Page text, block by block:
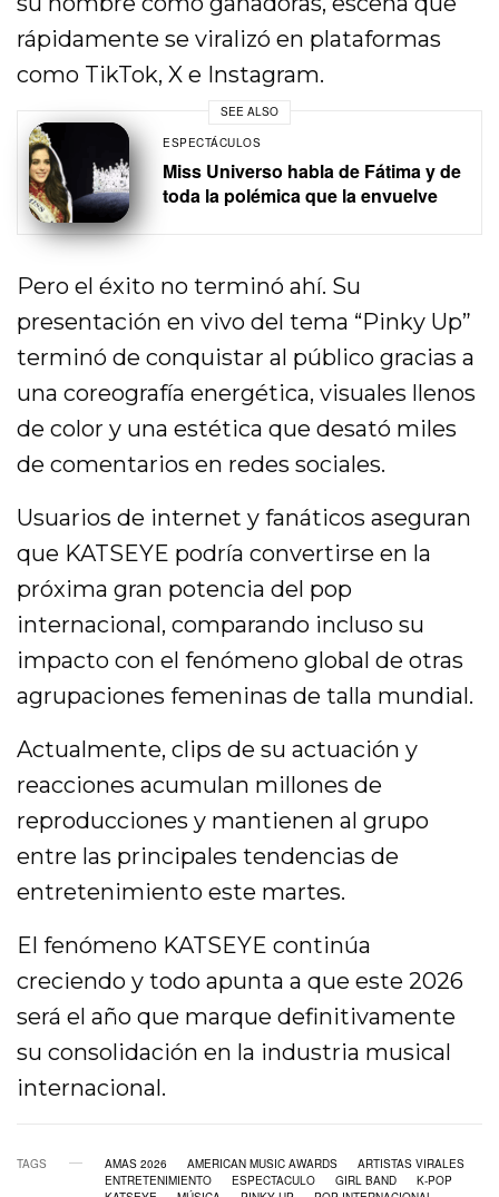
rápidamente se viralizó en plataformas
como TikTok, X e Instagram.
SEE ALSO
ESPECTÁCULOS
Miss Universo habla de Fátima y de
toda la polémica que la envuelve
Pero el éxito no terminó ahí. Su
presentación en vivo del tema “Pinky Up”
terminó de conquistar al público gracias a
una coreografía energética, visuales llenos
de color y una estética que desató miles
de comentarios en redes sociales.
Usuarios de internet y fanáticos aseguran
que KATSEYE podría convertirse en la
próxima gran potencia del pop
internacional, comparando incluso su
impacto con el fenómeno global de otras
agrupaciones femeninas de talla mundial.
Actualmente, clips de su actuación y
reacciones acumulan millones de
reproducciones y mantienen al grupo
entre las principales tendencias de
entretenimiento este martes.
El fenómeno KATSEYE continúa
creciendo y todo apunta a que este 2026
será el año que marque definitivamente
su consolidación en la industria musical
internacional.
TAGS AMAS 2026 AMERICAN MUSIC AWARDS
ARTISTAS VIRALES
ENTRETENIMIENTO
ESPECTACULO GIRL BAND
K-POP